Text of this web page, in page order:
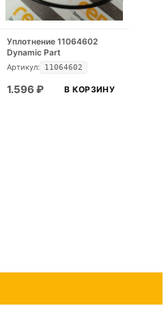
Уплотнение 11064602
Dynamic Part
Артикул: 11064602
1.596 ₽ В КОРЗИНУ